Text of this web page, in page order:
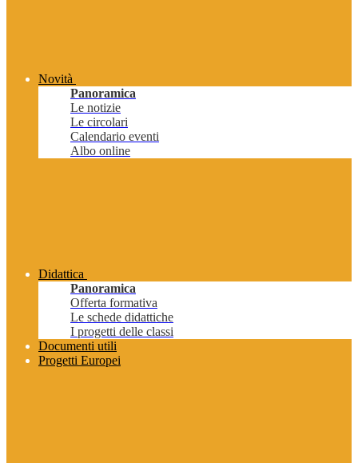
Novità
Panoramica
Le notizie
Le circolari
Calendario eventi
Albo online
Didattica
Panoramica
Offerta formativa
Le schede didattiche
I progetti delle classi
Documenti utili
Progetti Europei